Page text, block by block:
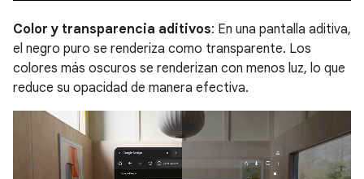
Color y transparencia aditivos: En una pantalla aditiva,
el negro puro se renderiza como transparente. Los
colores más oscuros se renderizan con menos luz, lo que
reduce su opacidad de manera efectiva.